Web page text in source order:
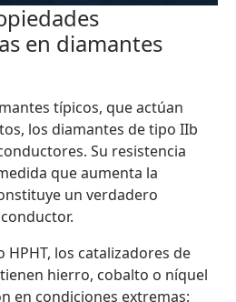
en diamantes
típicos, que actúan
los diamantes de tipo IIb
Su resistencia
que aumenta la
un verdadero
los catalizadores de
hierro, cobalto o níquel
en condiciones extremas: